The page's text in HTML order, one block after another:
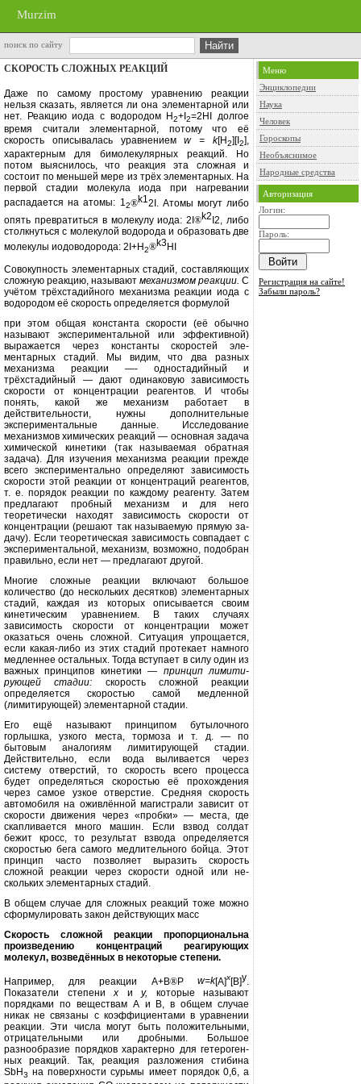
Murzim
поиск по сайту
СКОРОСТЬ СЛОЖНЫХ РЕАКЦИЙ
Даже по самому простому уравнению реакции
нельзя сказать, является ли она элементарной или
нет. Реакцию иода с водородом Н2+ I2=2HIдолгое
время считали элементарной, потому что её
скорость описывалась уравне­ниемw = k[H2][I2],
характерным для бимолекулярных реакций. Но
потом выяснилось, что реакция эта сложная и
состоит по меньшей мере из трёх элементарных. На
первой стадии молекула иода при нагревании
распа­дается на атомы: 12®k1 2I. Атомы могут либо
опять превратиться в молекулу иода: 2I®k2I2,
либо
столк­нуться с молекулой водорода и обра­зовать две
молекулы иодоводорода: 2 +Н2®k3HI
Совокупность элементарных ста­дий, составляющих
сложную реак­цию, называют механизмом реакции. С
учётом трёхстадийного механизма реакции иода с
водородом её ско­рость определяется формулой
при этом общая константа скорости (её обычно
называют эксперимен­тальной или эффективной)
выража­ется через константы скоростей эле­
ментарных стадий. Мы видим, что два разных
механизма реакции —- одно­стадийный и
трёхстадийный — дают одинаковую зависимость
скорости от концентрации реагентов. И чтобы
понять, какой же механизм работает в
действительности, нужны дополни­тельные
экспериментальные данные. Исследование
механизмов хими­ческих реакций — основная задача
химической кинетики (так называе­мая обратная
задача). Для изучения механизма реакции прежде
всего экс­периментально определяют зависимость
скорости этой реакции от кон­центраций реагентов,
т. е. порядок ре­акции по каждому реагенту. Затем
предлагают пробный механизм и для него
теоретически находят зависи­мость скорости от
концентрации (решают так называемую прямую за­
дачу). Если теоретическая зависи­мость совпадает с
эксперименталь­ной, механизм, возможно, подобран
правильно, если нет — предлагают другой.
Многие сложные реакции включа­ют большое
количество (до несколь­ких десятков) элементарных
стадий, каждая из которых описывается сво­им
кинетическим уравнением. В та­ких случаях
зависимость скорости от концентрации может
оказаться очень сложной. Ситуация упрощается,
если какая-либо из этих стадий протекает намного
медленнее остальных. Тогда вступает в силу один из
важных прин­ципов кинетики — принцип лимити­
рующей стадии: скорость сложной реакции
определяется скоростью са­мой медленной
(лимитирующей) эле­ментарной стадии.
Его ещё называют принципом бу­тылочного
горлышка, узкого места, тормоза и т. д. — по
бытовым анало­гиям лимитирующей стадии.
Действи­тельно, если вода выливается через
систему отверстий, то скорость всего процесса
будет определяться скоро­стью её прохождения
через самое уз­кое отверстие. Средняя скорость
авто­мобиля на оживлённой магистрали зависит от
скорости движения через «пробки» — места, где
скапливаетсямного машин. Если взвод солдат
бежит кросс, то результат взвода определяет­ся
скоростью бега самого медлитель­ного бойца. Этот
принцип часто поз­воляет выразить скорость
сложной реакции через скорости одной или не­
скольких элементарных стадий.
В общем случае для сложных реак­ций тоже можно
сформулировать за­кон действующих масс
Скорость сложной реакции пропорциональна
произве­дению концентраций реаги­рующих
молекул, возведён­ных в некоторые степени.
Например, для реакции А+В®Р w=k[A]x[В]y
Показатели степених и у, которые называют
порядками по ве­ществам А и В, в общем случае
никак не связаны с коэффициентами в урав­нении
реакции. Эти числа могут быть положительными,
отрицательными или дробными. Большое
разнообразие порядков характерно для гетероген­
ных реакций. Так, реакция разложения стибина
SbH3 на поверхности сурьмы имеет порядок 0,6, а
Меню
Энциклопедии
Наука
Человек
Гороскопы
Необъяснимое
Народные средства
Авторизация
Логин:
Пароль:
Регистрация на сайте!
Забыли пароль?